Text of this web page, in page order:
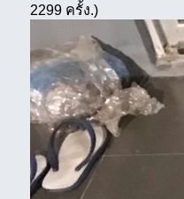
2299 ครั้ง.)